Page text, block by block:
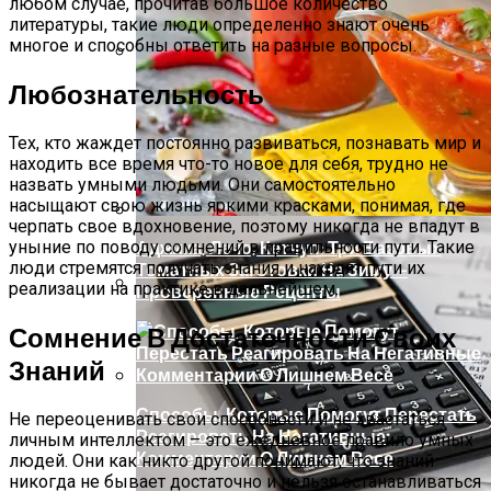
Лучшие Дешевые Телефоны 2023 Года:
Обзор Лучших Бюджетных
Смартфонов
Топ 10 Смартфонов До 300$ Самые
Интересные Модели
Итоги Ипотечного Рынка В
Свердловской Области. 2023 Год
Аджика, Лечо, Кетчуп: Три Базовых
Томатных Заготовки На Зиму —
Проверенные Рецепты
Способы, Которые Помогут Перестать
Реагировать На Негативные
Комментарии О Лишнем Весе
любом случае, прочитав большое количество
литературы, такие люди определенно знают очень
многое и способны ответить на разные вопросы.
Любознательность
Тех, кто жаждет постоянно развиваться, познавать мир и
находить все время что-то новое для себя, трудно не
назвать умными людьми. Они самостоятельно
насыщают свою жизнь яркими красками, понимая, где
черпать свое вдохновение, поэтому никогда не впадут в
уныние по поводу сомнений в правильности пути. Такие
люди стремятся получать знания и находят пути их
реализации на практике в дальнейшем.
Сомнение В Достаточности Своих
Знаний
Не переоценивать свои способности и не хвастаться
личным интеллектом – это ежедневное правило умных
людей. Они как никто другой понимают, что знаний
никогда не бывает достаточно и нельзя останавливаться